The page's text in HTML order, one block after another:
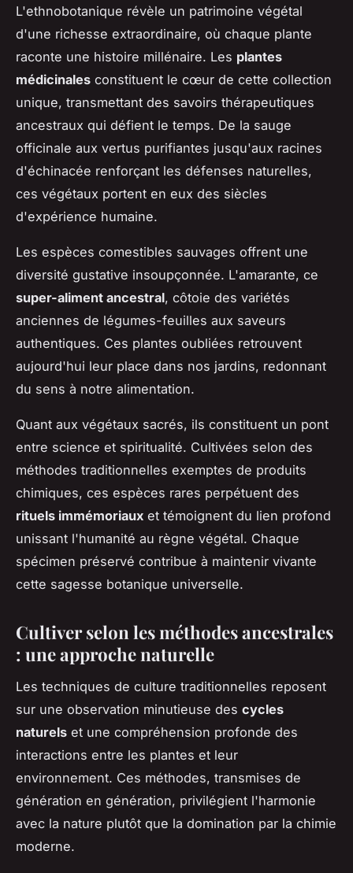
L'ethnobotanique révèle un patrimoine végétal
d'une richesse extraordinaire, où chaque plante
raconte une histoire millénaire. Les plantes
médicinales constituent le cœur de cette collection
unique, transmettant des savoirs thérapeutiques
ancestraux qui défient le temps. De la sauge
officinale aux vertus purifiantes jusqu'aux racines
d'échinacée renforçant les défenses naturelles,
ces végétaux portent en eux des siècles
d'expérience humaine.
Les espèces comestibles sauvages offrent une
diversité gustative insoupçonnée. L'amarante, ce
super-aliment ancestral, côtoie des variétés
anciennes de légumes-feuilles aux saveurs
authentiques. Ces plantes oubliées retrouvent
aujourd'hui leur place dans nos jardins, redonnant
du sens à notre alimentation.
Quant aux végétaux sacrés, ils constituent un pont
entre science et spiritualité. Cultivées selon des
méthodes traditionnelles exemptes de produits
chimiques, ces espèces rares perpétuent des
rituels immémoriaux et témoignent du lien profond
unissant l'humanité au règne végétal. Chaque
spécimen préservé contribue à maintenir vivante
cette sagesse botanique universelle.
Cultiver selon les méthodes ancestrales
: une approche naturelle
Les techniques de culture traditionnelles reposent
sur une observation minutieuse des cycles
naturels et une compréhension profonde des
interactions entre les plantes et leur
environnement. Ces méthodes, transmises de
génération en génération, privilégient l'harmonie
avec la nature plutôt que la domination par la chimie
moderne.